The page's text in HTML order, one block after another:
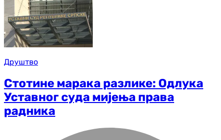
Друштво
Стотине марака разлике: Одлука
Уставног суда мијења права
радника